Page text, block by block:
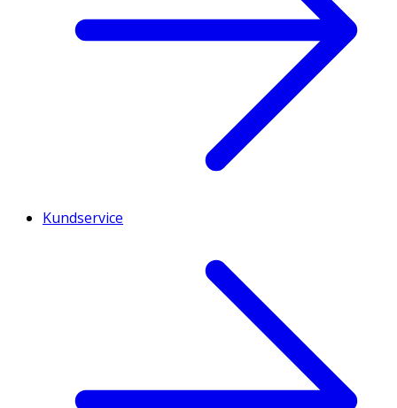
Kundservice